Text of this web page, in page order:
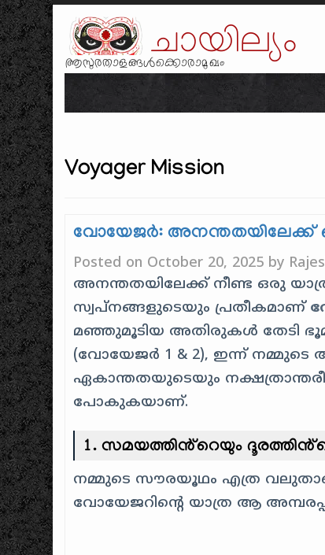
ചായില്യം
ആസുരതാളങ്ങൾക്കൊരാമുഖം
Voyager Mission
വോയേജർ: അനന്തതയിലേക്ക്
Posted on October 20, 2025 by
അനന്തതയിലേക്ക് നീണ്ട ഒരു
സ്വപ്നങ്ങളുടെയും പ്രതീകമാണ്
മഞ്ഞുമൂടിയ അതിരുകൾ തേടി
(വോയേജർ 1 & 2), ഇന്ന് നമ്മുടെ
ഏകാന്തതയുടെയും
പോകുകയാണ്.
1. സമയത്തിൻ്റെയും
നമ്മുടെ സൗരയൂഥം എത്ര
വോയേജറിൻ്റെ യാത്ര ആ